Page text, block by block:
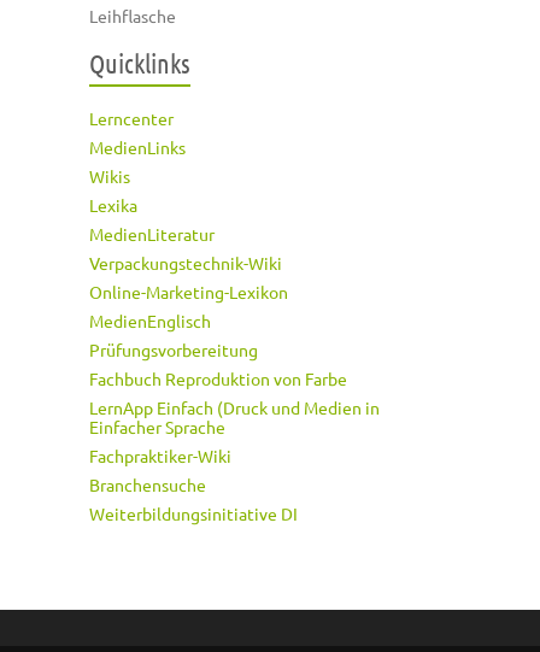
Leihflasche
Quicklinks
Lerncenter
MedienLinks
Wikis
Lexika
MedienLiteratur
Verpackungstechnik-Wiki
Online-Marketing-Lexikon
MedienEnglisch
Prüfungsvorbereitung
Fachbuch Reproduktion von Farbe
LernApp Einfach (Druck und Medien in
Einfacher Sprache
Fachpraktiker-Wiki
Branchensuche
Weiterbildungsinitiative DI